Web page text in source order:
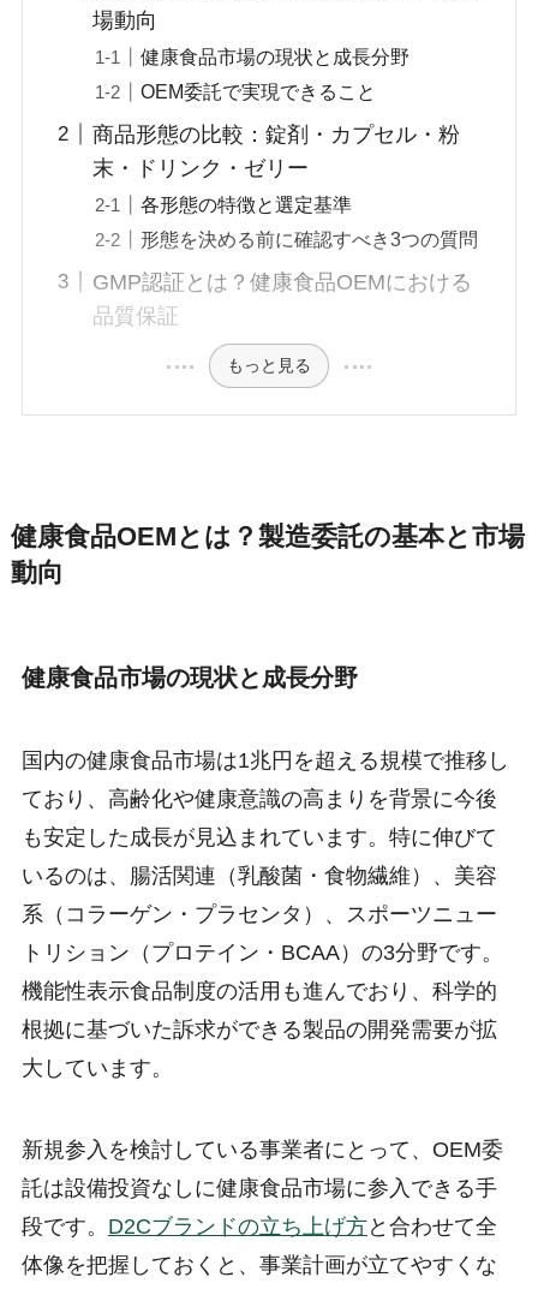
場動向
健康食品市場の現状と成長分野
OEM委託で実現できること
商品形態の比較：錠剤・カプセル・粉
末・ドリンク・ゼリー
各形態の特徴と選定基準
形態を決める前に確認すべき3つの質問
GMP認証とは？健康食品OEMにおける
品質保証
もっと見る
健康食品OEMとは？製造委託の基本と市場
動向
健康食品市場の現状と成長分野
国内の健康食品市場は1兆円を超える規模で推移し
ており、高齢化や健康意識の高まりを背景に今後
も安定した成長が見込まれています。特に伸びて
いるのは、腸活関連（乳酸菌・食物繊維）、美容
系（コラーゲン・プラセンタ）、スポーツニュー
トリション（プロテイン・BCAA）の3分野です。
機能性表示食品制度の活用も進んでおり、科学的
根拠に基づいた訴求ができる製品の開発需要が拡
大しています。
新規参入を検討している事業者にとって、OEM委
託は設備投資なしに健康食品市場に参入できる手
段です。 D2Cブランドの立ち上げ方と合わせて全
体像を把握しておくと、事業計画が立てやすくな